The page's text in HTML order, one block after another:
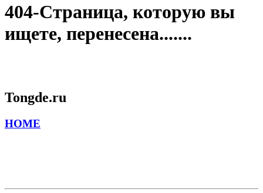
404-Страница, которую вы
ищете, перенесена.......
Tongde.ru
HOME